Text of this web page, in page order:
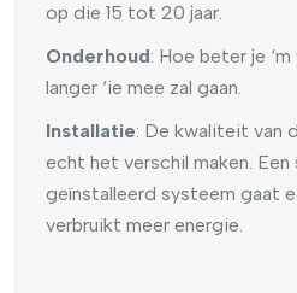
op die 15 tot 20 jaar.
Onderhoud: Hoe beter je
langer ‘ie mee zal gaan.
Installatie: De kwaliteit van
echt het verschil maken. Een
geïnstalleerd systeem gaat
verbruikt meer energie.